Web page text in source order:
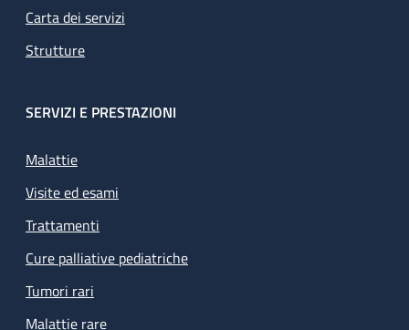
Carta dei servizi
Strutture
SERVIZI E PRESTAZIONI
Malattie
Visite ed esami
Trattamenti
Cure palliative pediatriche
Tumori rari
Malattie rare